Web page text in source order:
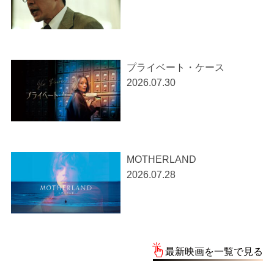
プライベート・ケース
2026.07.30
MOTHERLAND
2026.07.28
最新映画を一覧で見る